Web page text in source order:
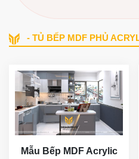
- TỦ BẾP MDF PHỦ
Mẫu Bếp MDF Acrylic